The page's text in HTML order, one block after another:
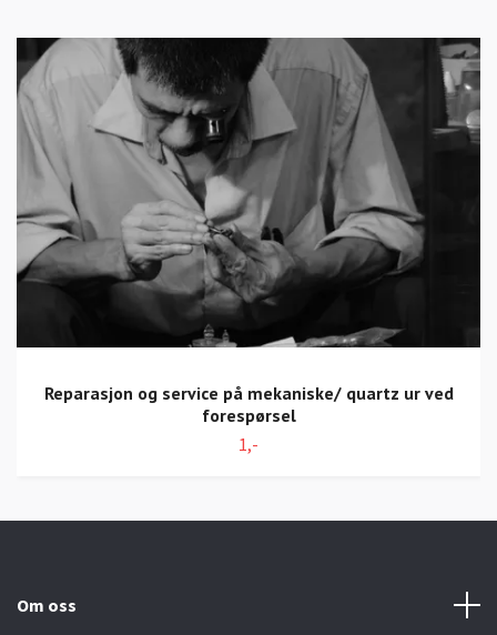
Reparasjon og service på mekaniske/ quartz ur ved
forespørsel
1,-
Om oss